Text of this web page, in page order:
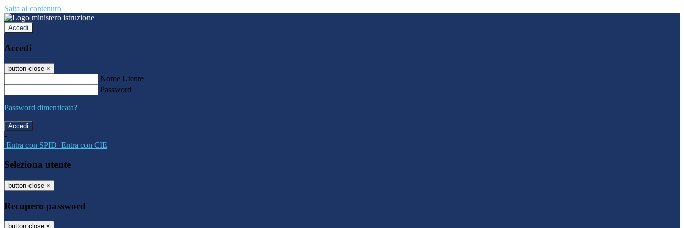
Salta al contenuto
Accedi
Accedi
button close ×
Nome Utente
Password
Password dimenticata?
-
Entra con SPID Entra con CIE
Seleziona utente
button close ×
Recupero password
button close ×